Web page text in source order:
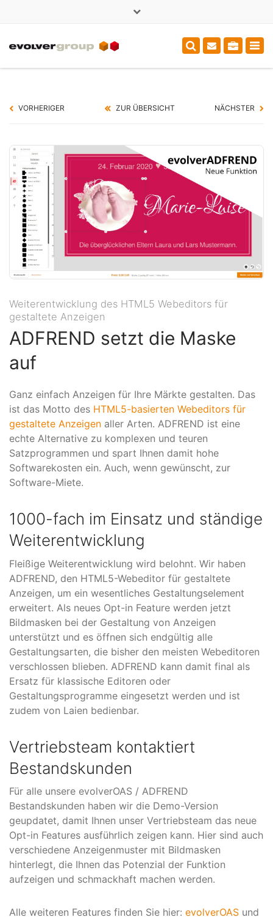
sales@evolver.de
VORHERIGER ZUR ÜBERSICHT NÄCHSTER
Weiterentwicklung des HTML5 Webeditors für
gestaltete Anzeigen
ADFREND setzt die Maske
auf
Ganz einfach Anzeigen für Ihre Märkte gestalten. Das
ist das Motto des HTML5-basierten Webeditors für
gestaltete Anzeigen aller Arten. ADFREND ist eine
echte Alternative zu komplexen und teuren
Satzprogrammen und spart Ihnen damit hohe
Softwarekosten ein. Auch, wenn gewünscht, zur
Software-Miete.
1000-fach im Einsatz und ständige
Weiterentwicklung
Fleißige Weiterentwicklung wird belohnt. Wir haben
ADFREND, den HTML5-Webeditor für gestaltete
Anzeigen, um ein wesentliches Gestaltungselement
erweitert. Als neues Opt-in Feature werden jetzt
Bildmasken bei der Gestaltung von Anzeigen
unterstützt und es öffnen sich endgültig alle
Gestaltungsarten, die bisher den meisten Webeditoren
verschlossen blieben. ADFREND kann damit final als
Ersatz für klassische Editoren oder
Gestaltungsprogramme eingesetzt werden und ist
zudem von Laien bedienbar.
Vertriebsteam kontaktiert
Bestandskunden
Für alle unsere evolverOAS / ADFREND
Bestandskunden haben wir die Demo-Version
geupdatet, damit Ihnen unser Vertriebsteam das neue
Opt-in Features ausführlich zeigen kann. Hier sind auch
verschiedene Anzeigenmuster mit Bildmasken
hinterlegt, die Ihnen das Potenzial der Funktion
aufzeigen und schmackhaft machen werden.
Alle weiteren Features finden Sie hier: evolverOAS und